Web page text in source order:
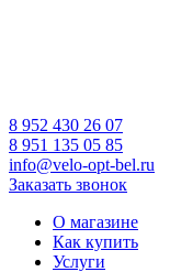
8 952 430 26 07
8 951 135 05 85
info@velo-opt-bel.ru
Заказать звонок
О магазине
Как купить
Услуги